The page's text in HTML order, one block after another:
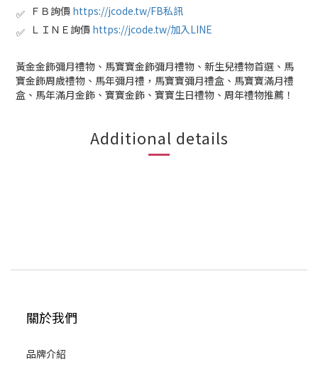
✅ ＦＢ詢價 https://jcode.tw/FB私訊
✅ ＬＩＮＥ詢價 https://jcode.tw/加入LINE
黃金金飾彌月禮物、馬寶寶金飾彌月禮物、新生兒禮物首選、馬
寶金飾周歲禮物、馬年彌月禮，馬寶寶彌月禮盒、馬寶寶滿月禮
盒、馬年滿月金飾、寶寶金飾、寶寶生日禮物、周年禮物推薦！
Additional details
關於我們
品牌介紹